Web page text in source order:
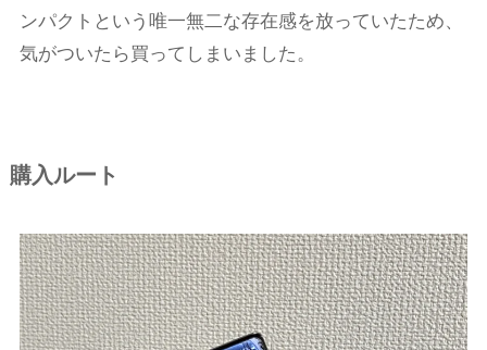
ンパクトという唯一無二な存在感を放っていたため、
気がついたら買ってしまいました。
購入ルート